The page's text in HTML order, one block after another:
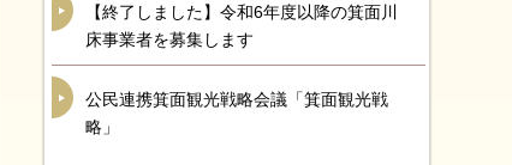
【終了しました】令和6年度以降の箕面川
床事業者を募集します
公民連携箕面観光戦略会議「箕面観光戦
略」